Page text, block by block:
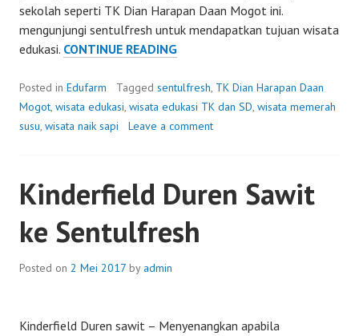
sekolah seperti TK Dian Harapan Daan Mogot ini.
mengunjungi sentulfresh untuk mendapatkan tujuan wisata
edukasi. CONTINUE READINGTK
HARAPAN
DAAN
MOGOT
Posted in Edufarm Tagged sentulfresh, TK Dian Harapan Daan
Mogot, wisata edukasi, wisata edukasi TK dan SD, wisata memerah
susu, wisata naik sapi Leave a comment
Kinderfield Duren Sawit
ke Sentulfresh
Posted on 2 Mei 2017 by admin
Kinderfield Duren sawit – Menyenangkan apabila